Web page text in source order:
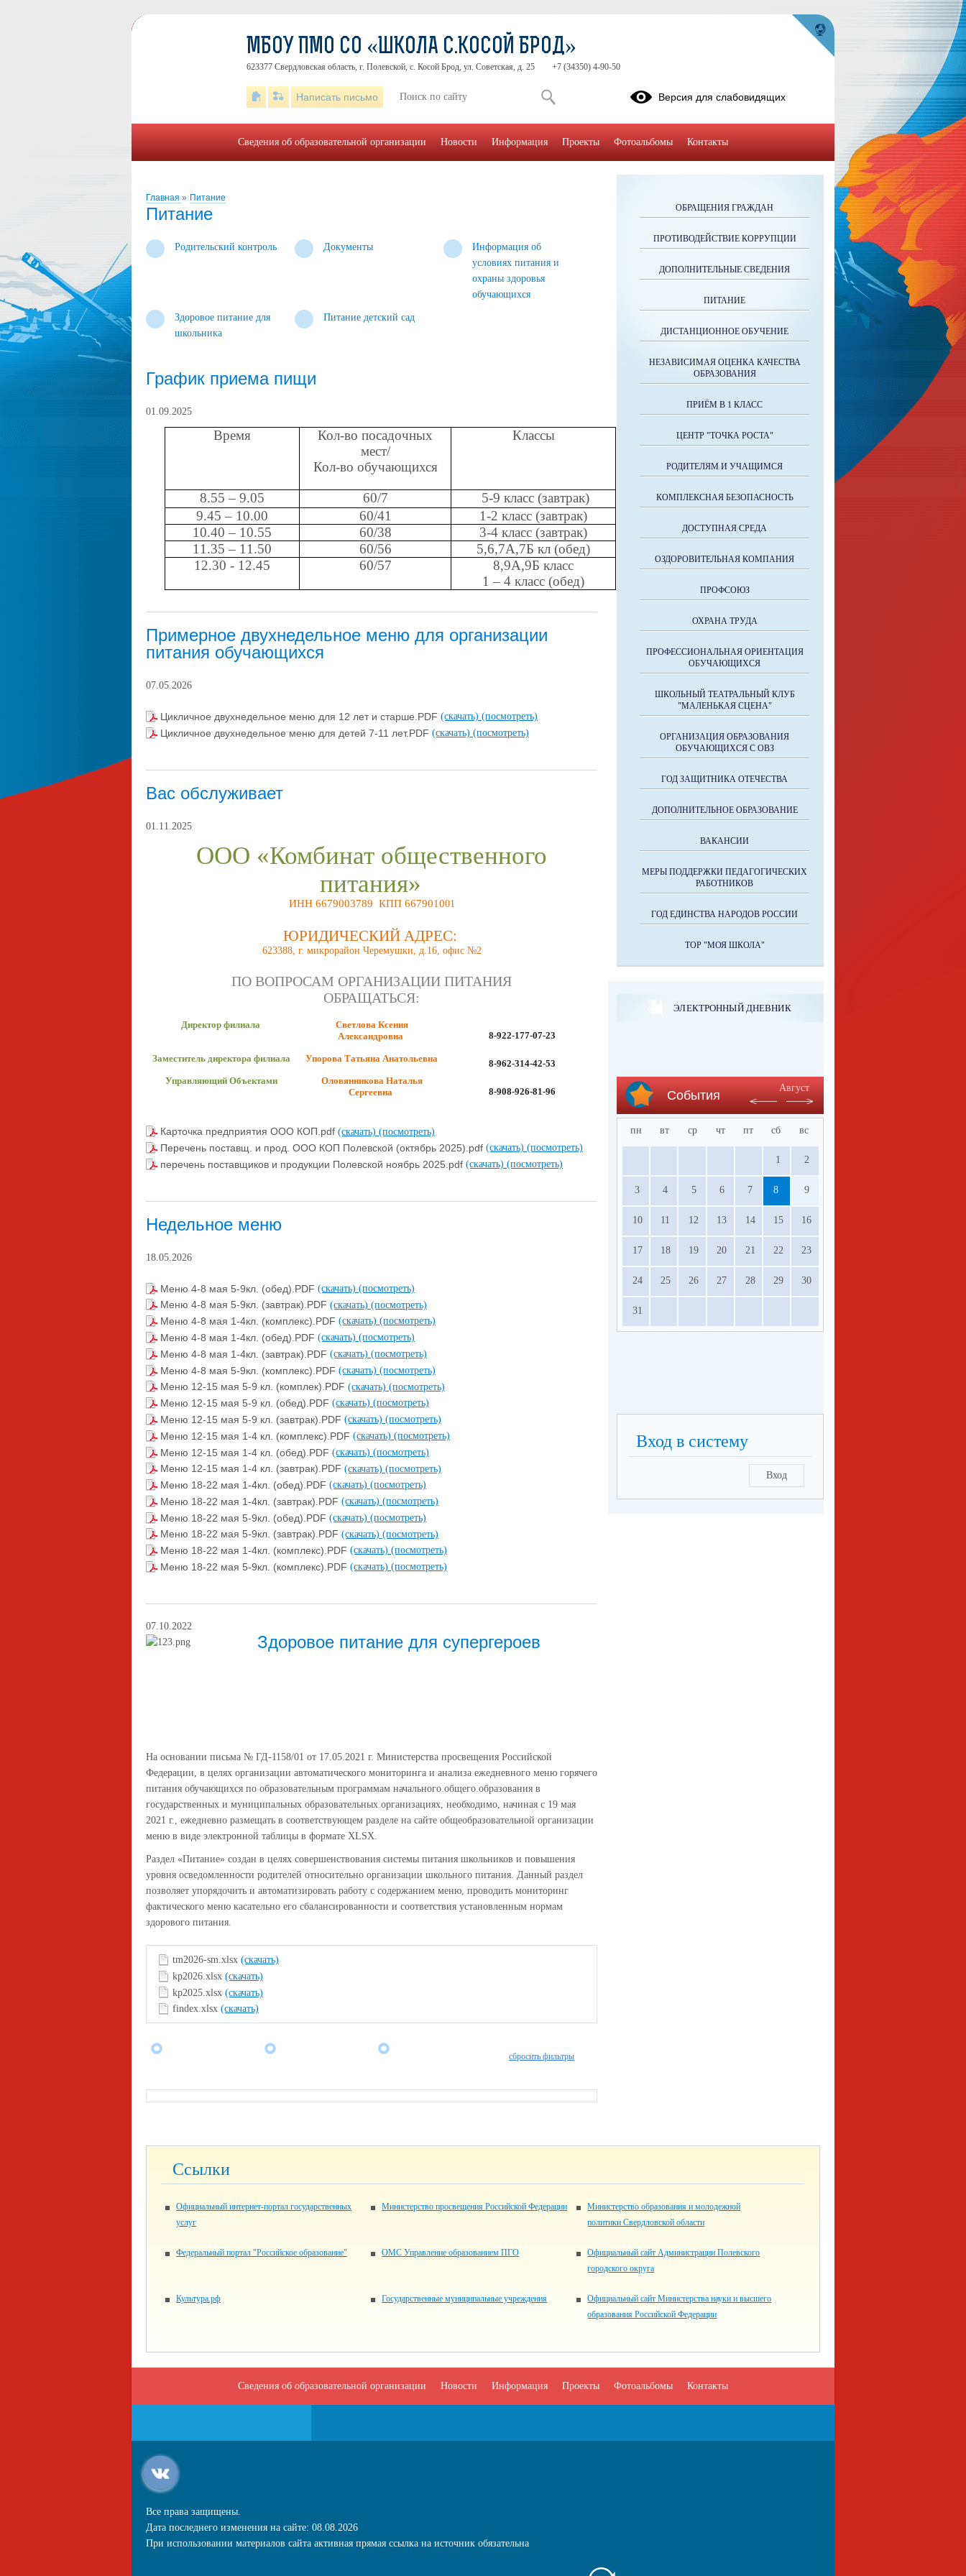
Главная » Питание
Питание
Родительский контроль Документы
Информация об
условиях питания и
охраны здоровья
обучающихся
Здоровое питание для
школьника
Питание детский сад
График приема пищи
01.09.2025
Время
Кол-во посадочных
мест/
Кол-во обучающихся
Классы
8.55 – 9.05 60/7
5-9 класс (завтрак)
9.45 – 10.00
60/41
1-2 класс (завтрак)
10.40 – 10.55
60/38
3-4 класс (завтрак)
11.35 – 11.50
60/56
5,6,7А,7Б кл (обед)
12.30 - 12.45
60/57
8,9А,9Б класс
1 – 4 класс (обед)
Примерное двухнедельное меню для организации
питания обучающихся
07.05.2026
Цикличное двухнедельное меню для 12 лет и старше.PDF (скачать) (посмотреть)
Цикличное двухнедельное меню для детей 7-11 лет.PDF (скачать) (посмотреть)
Вас обслуживает
01.11.2025
ООО «Комбинат общественного
питания»
ИНН 6679003789 КПП 667901001
ЮРИДИЧЕСКИЙ АДРЕС:
623388, г. микрорайон Черемушки, д.16, офис №2
ПО ВОПРОСАМ ОРГАНИЗАЦИИ ПИТАНИЯ
ОБРАЩАТЬСЯ:
Директор филиала
Светлова Ксения
Александровна
8-922-177-07-23
Заместитель директора филиала Упорова Татьяна Анатольевна
8-962-314-42-53
Управляющий Объектами
Оловянникова Наталья
Сергеевна
8-908-926-81-96
Карточка предприятия ООО КОП.pdf (скачать) (посмотреть)
Перечень поставщ. и прод. ООО КОП Полевской (октябрь 2025).pdf (скачать) (посмотреть)
перечень поставщиков и продукции Полевской ноябрь 2025.pdf (скачать) (посмотреть)
Недельное меню
18.05.2026
Меню 4-8 мая 5-9кл. (обед).PDF (скачать) (посмотреть)
Меню 4-8 мая 5-9кл. (завтрак).PDF (скачать) (посмотреть)
Меню 4-8 мая 1-4кл. (комплекс).PDF (скачать) (посмотреть)
Меню 4-8 мая 1-4кл. (обед).PDF (скачать) (посмотреть)
Меню 4-8 мая 1-4кл. (завтрак).PDF (скачать) (посмотреть)
Меню 4-8 мая 5-9кл. (комплекс).PDF (скачать) (посмотреть)
Меню 12-15 мая 5-9 кл. (комплек).PDF (скачать) (посмотреть)
Меню 12-15 мая 5-9 кл. (обед).PDF (скачать) (посмотреть)
Меню 12-15 мая 5-9 кл. (завтрак).PDF (скачать) (посмотреть)
Меню 12-15 мая 1-4 кл. (комплекс).PDF (скачать) (посмотреть)
Меню 12-15 мая 1-4 кл. (обед).PDF (скачать) (посмотреть)
Меню 12-15 мая 1-4 кл. (завтрак).PDF (скачать) (посмотреть)
Меню 18-22 мая 1-4кл. (обед).PDF (скачать) (посмотреть)
Меню 18-22 мая 1-4кл. (завтрак).PDF (скачать) (посмотреть)
Меню 18-22 мая 5-9кл. (обед).PDF (скачать) (посмотреть)
Меню 18-22 мая 5-9кл. (завтрак).PDF (скачать) (посмотреть)
Меню 18-22 мая 1-4кл. (комплекс).PDF (скачать) (посмотреть)
Меню 18-22 мая 5-9кл. (комплекс).PDF (скачать) (посмотреть)
07.10.2022
Здоровое питание для супергероев
На основании письма № ГД-1158/01 от 17.05.2021 г. Министерства просвещения Российской
Федерации, в целях организации автоматического мониторинга и анализа ежедневного меню горячего
питания обучающихся по образовательным программам начального общего образования в
государственных и муниципальных образовательных организациях, необходимо, начиная с 19 мая
2021 г., ежедневно размещать в соответствующем разделе на сайте общеобразовательной организации
меню в виде электронной таблицы в формате XLSX.
Раздел «Питание» создан в целях совершенствования системы питания школьников и повышения
уровня осведомленности родителей относительно организации школьного питания. Данный раздел
позволяет упорядочить и автоматизировать работу с содержанием меню, проводить мониторинг
фактического меню касательно его сбалансированности и соответствия установленным нормам
здорового питания.
tm2026-sm.xlsx (скачать)
kp2026.xlsx (скачать)
kp2025.xlsx (скачать)
findex.xlsx (скачать)
сбросить фильтры
ОБРАЩЕНИЯ ГРАЖДАН
ПРОТИВОДЕЙСТВИЕ КОРРУПЦИИ
ДОПОЛНИТЕЛЬНЫЕ СВЕДЕНИЯ
ПИТАНИЕ
ДИСТАНЦИОННОЕ ОБУЧЕНИЕ
НЕЗАВИСИМАЯ ОЦЕНКА КАЧЕСТВА
ОБРАЗОВАНИЯ
ПРИЁМ В 1 КЛАСС
ЦЕНТР "ТОЧКА РОСТА"
РОДИТЕЛЯМ И УЧАЩИМСЯ
КОМПЛЕКСНАЯ БЕЗОПАСНОСТЬ
ДОСТУПНАЯ СРЕДА
ОЗДОРОВИТЕЛЬНАЯ КОМПАНИЯ
ПРОФСОЮЗ
ОХРАНА ТРУДА
ПРОФЕССИОНАЛЬНАЯ ОРИЕНТАЦИЯ
ОБУЧАЮЩИХСЯ
ШКОЛЬНЫЙ ТЕАТРАЛЬНЫЙ КЛУБ
"МАЛЕНЬКАЯ СЦЕНА"
ОРГАНИЗАЦИЯ ОБРАЗОВАНИЯ
ОБУЧАЮЩИХСЯ С ОВЗ
ГОД ЗАЩИТНИКА ОТЕЧЕСТВА
ДОПОЛНИТЕЛЬНОЕ ОБРАЗОВАНИЕ
ВАКАНСИИ
МЕРЫ ПОДДЕРЖКИ ПЕДАГОГИЧЕСКИХ
РАБОТНИКОВ
ГОД ЕДИНСТВА НАРОДОВ РОССИИ
ТОР "МОЯ ШКОЛА"
ЭЛЕКТРОННЫЙ ДНЕВНИК
События
Август
пн вт ср чт пт сб вс
1 2
3 4 5 6 7 8 9
10 11 12 13 14 15 16
17 18 19 20 21 22 23
24 25 26 27 28 29 30
31
Вход в систему
Вход
Ссылки
Официальный интернет-портал государственных
услуг
Министерство просвещения Российской Федерации
Министерство образования и молодежной
политики Свердловской области
Федеральный портал "Российское образование" ОМС Управление образованием ПГО
Официальный сайт Администрации Полевского
городского округа
Культура.рф Государственные муниципальные учреждения
Официальный сайт Министерства науки и высшего
образования Российской Федерации
МБОУ ПМО СО «ШКОЛА С.КОСОЙ БРОД»
623377 Свердловская область, г. Полевской, с. Косой Брод, ул. Советская, д. 25 +7 (34350) 4-90-50
Написать письмо Версия для слабовидящих
Сведения об образовательной организации Новости Информация Проекты Фотоальбомы Контакты
Сведения об образовательной организации Новости Информация Проекты Фотоальбомы Контакты
Все права защищены.
Дата последнего изменения на сайте: 08.08.2026
При использовании материалов сайта активная прямая ссылка на источник обязательна